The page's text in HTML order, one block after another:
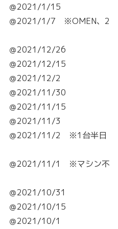
＠2021/1/15
＠2021/1/7 ※OMEN、2
＠2021/12/26
＠2021/12/15
＠2021/12/2
＠2021/11/30
＠2021/11/15
＠2021/11/3
＠2021/11/2 ※1台半日
＠2021/11/1 ※マシン不
＠2021/10/31
＠2021/10/15
＠2021/10/1